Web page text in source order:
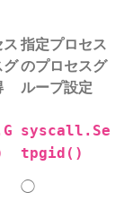
グ
指定プロセス
のプロセスグ
ループ設定
syscall.Se
tpgid()
◯